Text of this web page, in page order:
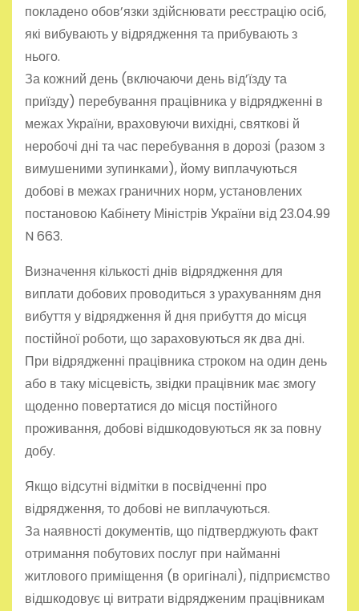
покладено обов’язки здійснювати реєстрацію осіб,
які вибувають у відрядження та прибувають з
нього.
За кожний день (включаючи день від’їзду та
приїзду) перебування працівника у відрядженні в
межах України, враховуючи вихідні, святкові й
неробочі дні та час перебування в дорозі (разом з
вимушеними зупинками), йому виплачуються
добові в межах граничних норм, установлених
постановою Кабінету Міністрів України від 23.04.99
N 663.
Визначення кількості днів відрядження для
виплати добових проводиться з урахуванням дня
вибуття у відрядження й дня прибуття до місця
постійної роботи, що зараховуються як два дні.
При відрядженні працівника строком на один день
або в таку місцевість, звідки працівник має змогу
щоденно повертатися до місця постійного
проживання, добові відшкодовуються як за повну
добу.
Якщо відсутні відмітки в посвідченні про
відрядження, то добові не виплачуються.
За наявності документів, що підтверджують факт
отримання побутових послуг при найманні
житлового приміщення (в оригіналі), підприємство
відшкодовує ці витрати відрядженим працівникам